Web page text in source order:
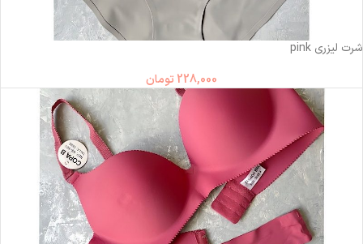
شرت لیزری pink
228,000 تومان